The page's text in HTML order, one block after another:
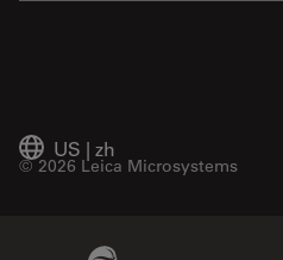
US | zh
© 2026 Leica Microsystems